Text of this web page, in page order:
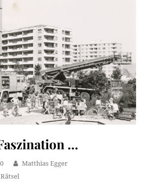
…
Matthias Egger
Rätsel